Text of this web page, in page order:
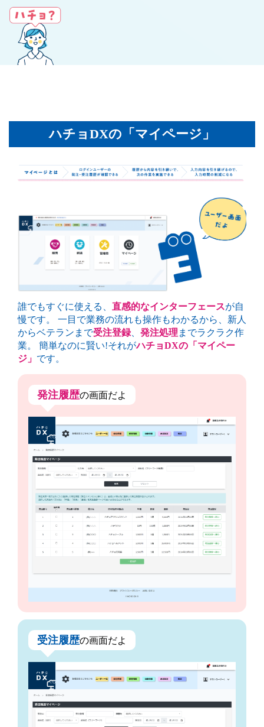
ハチョDXの「マイページ」
誰でもすぐに使える、 直感的なインターフェースが自
慢です。 一目で業務の流れも操作もわかるから、新人
からベテランまで受注登録、 発注処理 までラクラク作
業。 簡単なのに賢い!それがハチョDXの「マイペー
ジ」 です。
発注履歴の画面だよ
受注履歴の画面だよ